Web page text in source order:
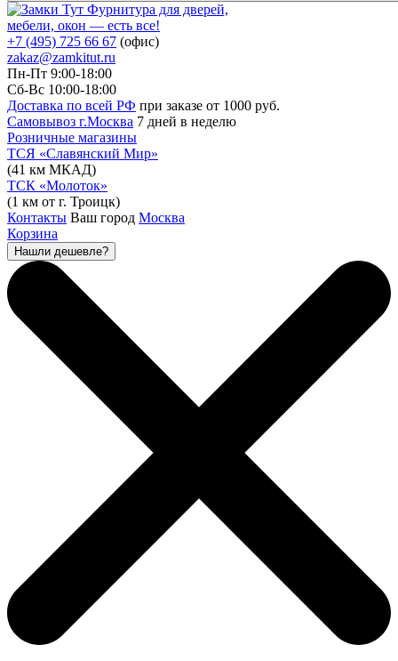
Фурнитура для дверей,
мебели, окон — есть все!
+7 (495) 725 66 67 (офис)
zakaz@zamkitut.ru
Пн-Пт 9:00-18:00
Сб-Вс 10:00-18:00
Доставка по всей РФ при заказе от 1000 руб.
Самовывоз г.Москва 7 дней в неделю
Розничные магазины
ТСЯ «Славянский Мир»
(41 км МКАД)
ТСК «Молоток»
(1 км от г. Троицк)
Контакты Ваш город Москва
Корзина
Нашли дешевле?